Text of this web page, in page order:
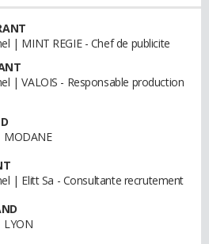
| MINT REGIE - Chef de publicite
| VALOIS - Responsable production
| Elitt Sa - Consultante recrutement